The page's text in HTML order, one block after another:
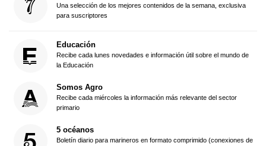
Una selección de los mejores contenidos de la semana, exclusiva
para suscriptores
Educación
Recibe cada lunes novedades e información útil sobre el mundo de
la Educación
Somos Agro
Recibe cada miércoles la información más relevante del sector
primario
5 océanos
Boletín diario para marineros en formato comprimido (conexiones de